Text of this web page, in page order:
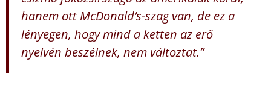
hanem ott McDonald’s-szag van, de ez a
lényegen, hogy mind a ketten az erő
nyelvén beszélnek, nem változtat.”